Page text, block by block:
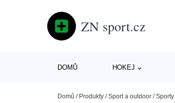
ZN sport.cz
DOMŮ HOKEJ
Domů / Produkty /Sport a outdoor /Sporty